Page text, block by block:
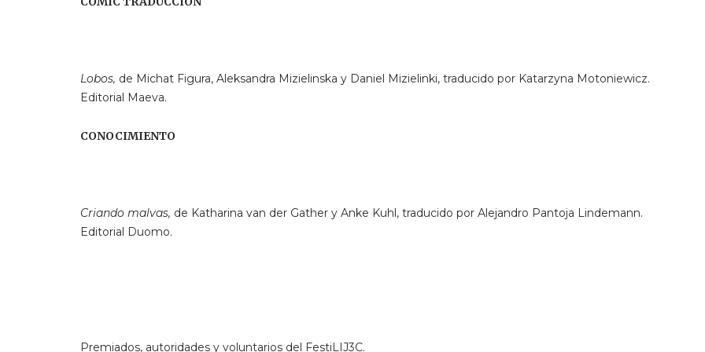
Lobos, de Michat Figura, Aleksandra Mizielinska y Daniel Mizielinki, traducido por Katarzyna Motoniewicz.
Editorial Maeva.
CONOCIMIENTO
Criando malvas, de Katharina van der Gather y Anke Kuhl, traducido por Alejandro Pantoja Lindemann.
Editorial Duomo.
Premiados, autoridades y voluntarios del FestiLIJ3C.